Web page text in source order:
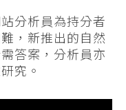
分析員為持分者
，新推出的自然
答案，分析員亦
究。